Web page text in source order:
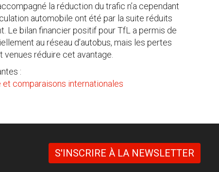
la réduction du trafic n’a cependant
automobile ont été par la suite réduits
Le bilan financier positif pour TfL a permis de
au réseau d’autobus, mais les pertes
venues réduire cet avantage.
:
et comparaisons internationales
S'INSCRIRE À LA NEWSLETTER